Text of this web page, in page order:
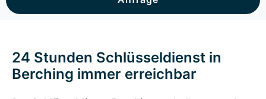
24 Stunden Schlüsseldienst in
Berching immer erreichbar